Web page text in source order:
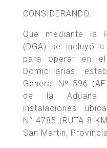
CONSIDERANDO:
Que mediante la
(DGA) se incluyó
para operar en el
Domiciliarias,
General Nº 596
de la Aduana
instalaciones
N° 4785 (RUTA 8
San Martin,